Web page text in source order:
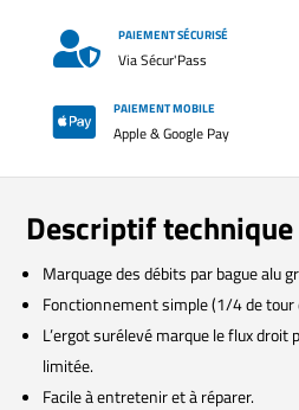
 PAIEMENT SÉCURISÉ
Via Sécur'Pass
 PAIEMENT MOBILE
Apple & Google Pay
Descriptif technique
Marquage des débits par bague alu
Fonctionnement simple (1/4 de tour
L’ergot surélevé marque le flux
limitée.
Facile à entretenir et à réparer.